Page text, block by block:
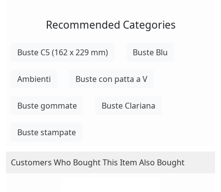
Recommended Categories
Buste C5 (162 x 229 mm) Buste Blu
Ambienti Buste con patta a V
Buste gommate Buste Clariana
Buste stampate
Customers Who Bought This Item Also Bought